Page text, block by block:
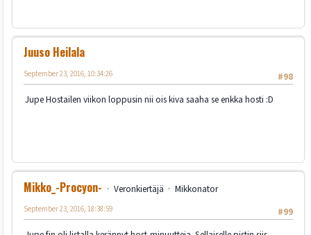
Juuso Heilala
#98
September 23, 2016, 10:34:26
Jupe Hostailen viikon loppusin nii ois kiva saaha se enkka hosti :D
Mikko_-Procyon- Veronkiertäjä
Mikkonator
#99
September 23, 2016, 18:38:59